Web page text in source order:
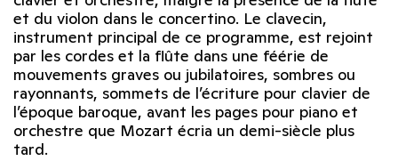
et du violon dans le concertino. Le clavecin,
instrument principal de ce programme, est rejoint
par les cordes et la flûte dans une féérie de
mouvements graves ou jubilatoires, sombres ou
rayonnants, sommets de l’écriture pour clavier de
l’époque baroque, avant les pages pour piano et
orchestre que Mozart écria un demi-siècle plus
tard.